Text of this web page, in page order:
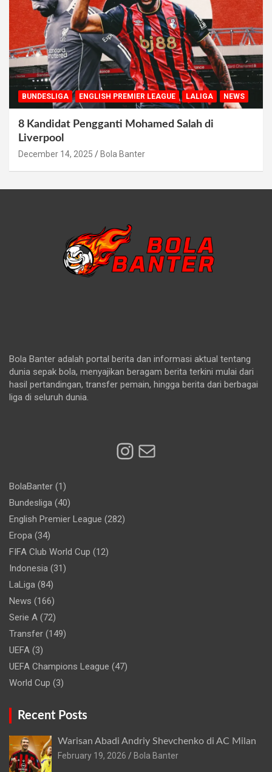
BUNDESLIGA ENGLISH PREMIER LEAGUE LALIGA NEWS
8 Kandidat Pengganti Mohamed Salah di
Liverpool
December 14, 2025 Bola Banter
Bola Banter adalah portal berita dan informasi aktual tentang
dunia sepak bola, menyajikan beragam berita terkini mulai dari
hasil pertandingan, transfer pemain, hingga berita dari berbagai
liga di seluruh dunia.
Instagram
Mail
BolaBanter (1)
Bundesliga (40)
English Premier League (282)
Eropa (34)
FIFA Club World Cup (12)
Indonesia (31)
LaLiga (84)
News (166)
Serie A (72)
Transfer (149)
UEFA (3)
UEFA Champions League (47)
World Cup (3)
Recent Posts
Warisan Abadi Andriy Shevchenko di AC Milan
February 19, 2026
Bola Banter